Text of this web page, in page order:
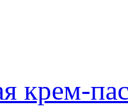
крем-